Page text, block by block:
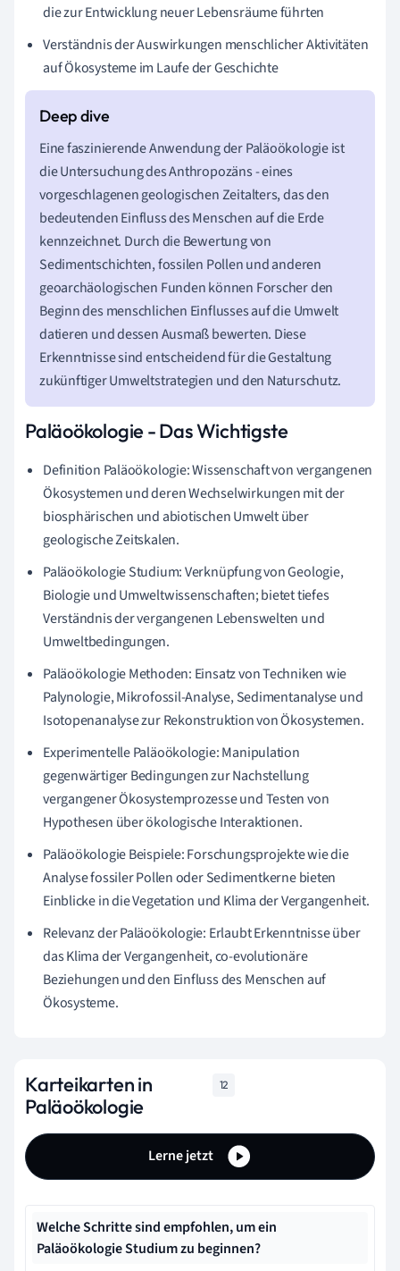
die zur Entwicklung neuer Lebensräume führten
Verständnis der Auswirkungen menschlicher Aktivitäten
auf Ökosysteme im Laufe der Geschichte
Eine faszinierende Anwendung der Paläoökologie ist
die Untersuchung des Anthropozäns - eines
vorgeschlagenen geologischen Zeitalters, das den
bedeutenden Einfluss des Menschen auf die Erde
kennzeichnet. Durch die Bewertung von
Sedimentschichten, fossilen Pollen und anderen
geoarchäologischen Funden können Forscher den
Beginn des menschlichen Einflusses auf die Umwelt
datieren und dessen Ausmaß bewerten. Diese
Erkenntnisse sind entscheidend für die Gestaltung
zukünftiger Umweltstrategien und den Naturschutz.
Paläoökologie - Das Wichtigste
Definition Paläoökologie: Wissenschaft von vergangenen
Ökosystemen und deren Wechselwirkungen mit der
biosphärischen und abiotischen Umwelt über
geologische Zeitskalen.
Paläoökologie Studium: Verknüpfung von Geologie,
Biologie und Umweltwissenschaften; bietet tiefes
Verständnis der vergangenen Lebenswelten und
Umweltbedingungen.
Paläoökologie Methoden: Einsatz von Techniken wie
Palynologie, Mikrofossil-Analyse, Sedimentanalyse und
Isotopenanalyse zur Rekonstruktion von Ökosystemen.
Experimentelle Paläoökologie: Manipulation
gegenwärtiger Bedingungen zur Nachstellung
vergangener Ökosystemprozesse und Testen von
Hypothesen über ökologische Interaktionen.
Paläoökologie Beispiele: Forschungsprojekte wie die
Analyse fossiler Pollen oder Sedimentkerne bieten
Einblicke in die Vegetation und Klima der Vergangenheit.
Relevanz der Paläoökologie: Erlaubt Erkenntnisse über
das Klima der Vergangenheit, co-evolutionäre
Beziehungen und den Einfluss des Menschen auf
Ökosysteme.
Karteikarten in
Paläoökologie
12
Lerne jetzt
Welche Schritte sind empfohlen, um ein
Paläoökologie Studium zu beginnen?